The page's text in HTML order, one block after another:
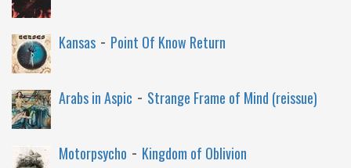
Kansas - Point Of Know Return
Arabs in Aspic - Strange Frame of Mind (reissue)
Motorpsycho - Kingdom of Oblivion